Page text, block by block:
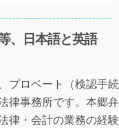
、日本語と英語
プロベート（検認手続
律事務所です。本郷弁
律・会計の業務の経験